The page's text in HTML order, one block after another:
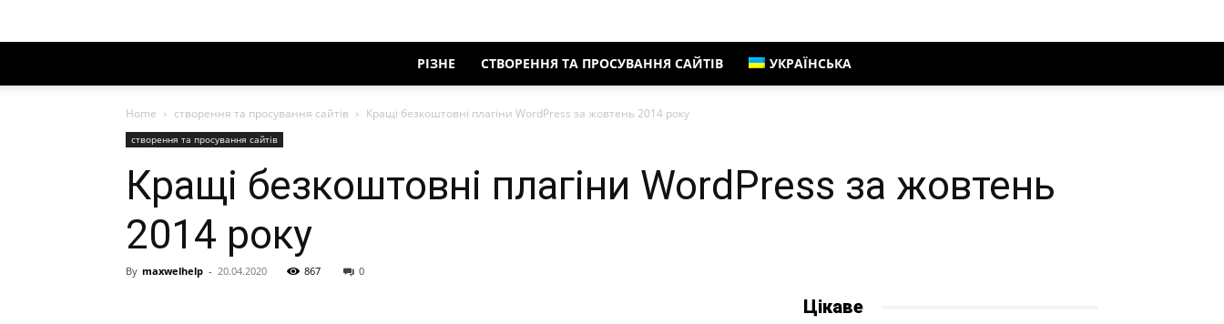
РІЗНЕ СТВОРЕННЯ ТА ПРОСУВАННЯ САЙТІВ УКРАЇНСЬКА
Home створення та просування сайтів Кращі безкоштовні плагіни WordPress за жовтень 2014 року
створення та просування сайтів
Кращі безкоштовні плагіни WordPress за жовтень
2014 року
By maxwelhelp - 20.04.2020 867 0
Цікаве